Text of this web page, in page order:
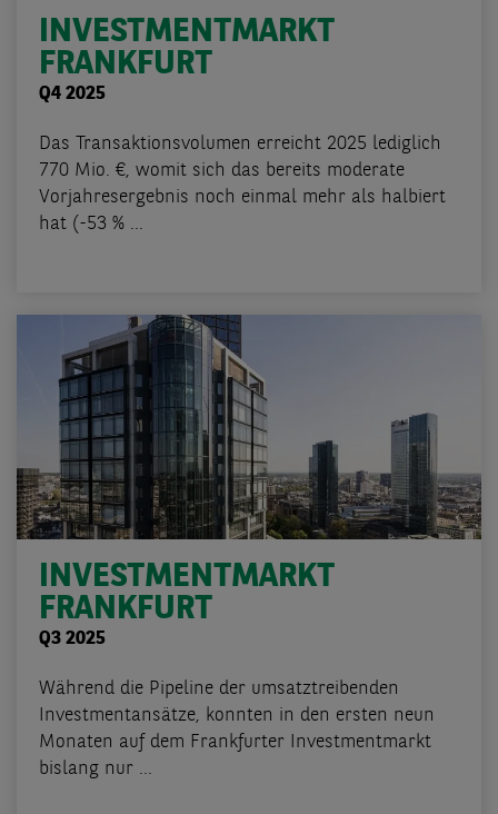
INVESTMENTMARKT
FRANKFURT
Q4 2025
Das Transaktionsvolumen erreicht 2025 lediglich
770 Mio. €, womit sich das bereits moderate
Vorjahresergebnis noch einmal mehr als halbiert
hat (-53 % ...
INVESTMENTMARKT
FRANKFURT
Q3 2025
Während die Pipeline der umsatztreibenden
Investmentansätze, konnten in den ersten neun
Monaten auf dem Frankfurter Investmentmarkt
bislang nur ...